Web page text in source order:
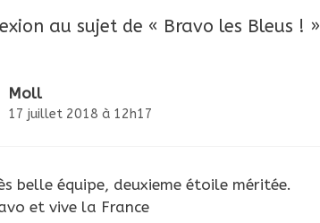
au sujet de « Bravo les Bleus ! »
Moll
17 juillet 2018 à 12h17
belle équipe, deuxieme étoile méritée.
et vive la France